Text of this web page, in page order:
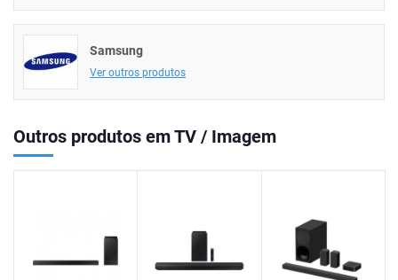
Samsung
Ver outros produtos
Outros produtos em TV / Imagem